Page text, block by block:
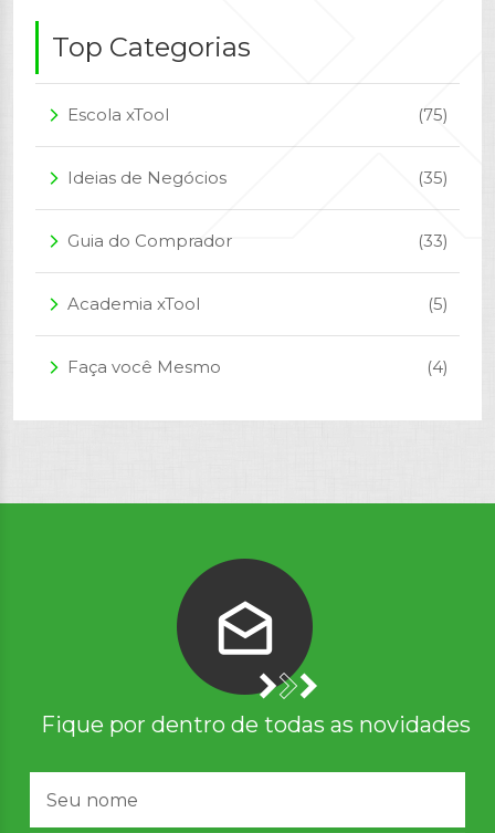
Top Categorias
arrow_forward_ios Escola xTool (75)
arrow_forward_ios Ideias de Negócios (35)
arrow_forward_ios Guia do Comprador (33)
arrow_forward_ios Academia xTool (5)
arrow_forward_ios Faça você Mesmo (4)
Fique por dentro de todas as novidades